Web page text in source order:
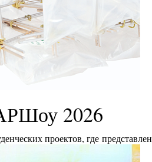
2026
проектов, где